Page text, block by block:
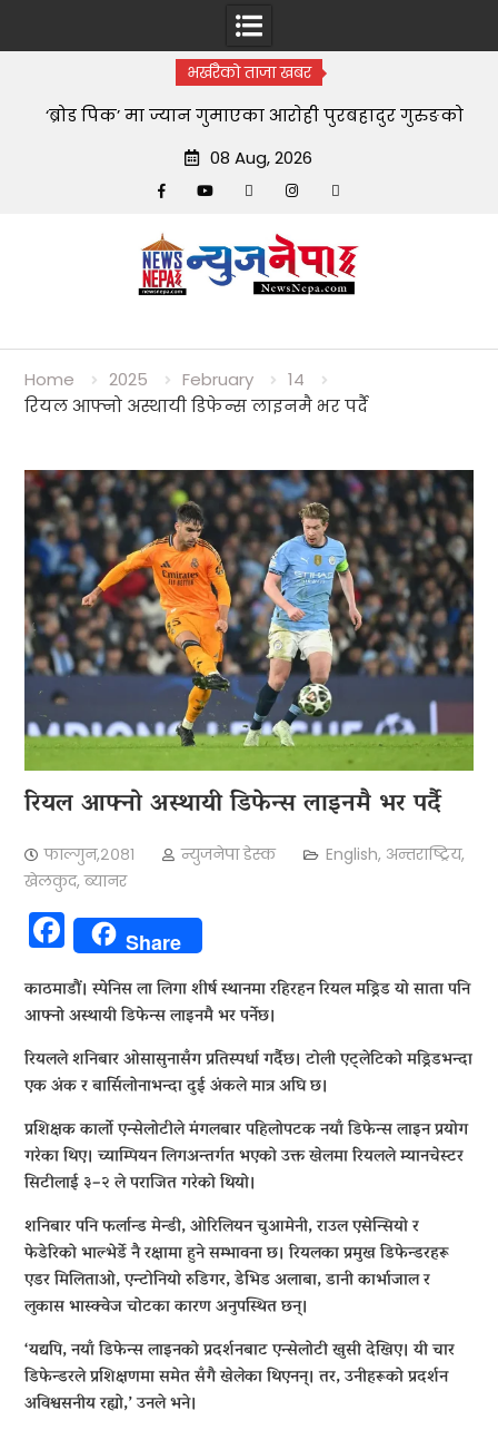
भर्खरैको ताजा खबर
‘ब्रोड पिक’ मा ज्यान गुमाएका आराेही पुरबहादुर गुरुङको
08 Aug, 2026
Home 2025 February
14
रियल आफ्नो अस्थायी डिफेन्स लाइनमै भर पर्दै
रियल आफ्नो अस्थायी डिफेन्स लाइनमै भर पर्दै
फाल्गुन,२०८१ न्युजनेपा डेस्क English, अन्तराष्ट्रिय,
खेलकुद,ब्यानर
Facebook
Share
काठमाडौं। स्पेनिस ला लिगा शीर्ष स्थानमा रहिरहन रियल मड्रिड यो साता पनि
आफ्नो अस्थायी डिफेन्स लाइनमै भर पर्नेछ।
रियलले शनिबार ओसासुनासँग प्रतिस्पर्धा गर्दैछ। टोली एट्लेटिको मड्रिडभन्दा
एक अंक र बार्सिलोनाभन्दा दुई अंकले मात्र अघि छ।
प्रशिक्षक कार्लो एन्सेलोटीले मंगलबार पहिलोपटक नयाँ डिफेन्स लाइन प्रयोग
गरेका थिए। च्याम्पियन लिगअन्तर्गत भएको उक्त खेलमा रियलले म्यानचेस्टर
सिटीलाई ३–२ ले पराजित गरेको थियो।
शनिबार पनि फर्लान्ड मेन्डी, ओरिलियन चुआमेनी, राउल एसेन्सियो र
फेडेरिको भाल्भेर्डे नै रक्षामा हुने सम्भावना छ। रियलका प्रमुख डिफेन्डरहरू
एडर मिलिताओ, एन्टोनियो रुडिगर, डेभिड अलाबा, डानी कार्भाजाल र
लुकास भास्क्वेज चोटका कारण अनुपस्थित छन्।
‘यद्यपि, नयाँ डिफेन्स लाइनको प्रदर्शनबाट एन्सेलोटी खुसी देखिए। यी चार
डिफेन्डरले प्रशिक्षणमा समेत सँगै खेलेका थिएनन्। तर, उनीहरूको प्रदर्शन
अविश्वसनीय रह्यो,’ उनले भने।